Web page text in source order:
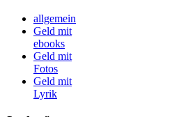
allgemein
Geld mit
ebooks
Geld mit
Fotos
Geld mit
Lyrik